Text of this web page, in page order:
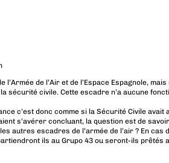
l’Armée de l’Air et de l’Espace Espagnole,
sécurité civile. Cette escadre n’a aucune
c’est donc comme si la Sécurité Civile
s’avérer concluant, la question est de
autres escadres de l’armée de l’air ? En cas
ils au Grupo 43 ou seront-ils prêtés